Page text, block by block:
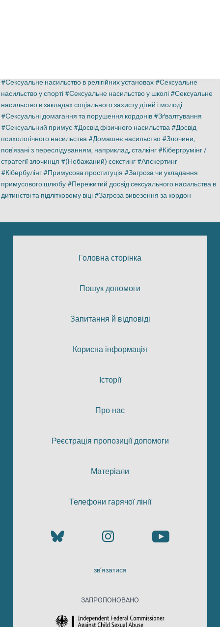
Сексуальне насильство в релігійних установах
Сексуальне
насильство у спорті
Сексуальне насильство у школі
Сексуальне
насильство в закладах соціального захисту дітей і молоді
Сексуальні домагання та порушення кордонів
Зґвалтування
Сексуальний примус
Досвід фізичного насильства
Досвід
психологічного насильства
Домашнє насильство
Злочини,
пов'язані з переслідуванням, наприклад, сталкінг
Кібергрумінг /
стратегії злочинця
(Небажаний) секстинг
Апскертинг
Кібербулінг
Примусова проституція
Загроза чи укладання
примусового шлюбу
Пережитий досвід сексуального насильства в
дитинстві та підлітковому віці
Загроза вивезення за кордон
Головна сторінка
Пошук допомоги
Запитання й відповіді
Корисна інформація
Історії
Про нас
Реєстрація пропозиції допомоги
Матеріали
Телефони гарячої лінії
зв’язатися
ЗАПРОПОНОВАНО